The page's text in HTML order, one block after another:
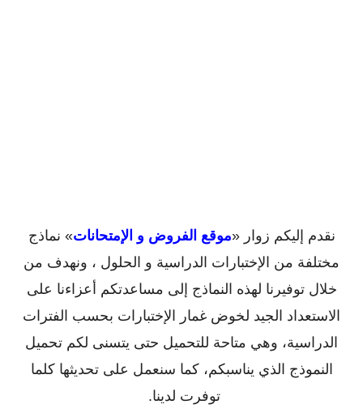
نقدم إليكم زوار «موقع الفروض و الإمتحانات» نماذج
مختلفة من الإختبارات الدراسية و الحلول ، ونهدف من
خلال توفيرنا لهذه النماذج إلى مساعدتكم أعزاءنا على
الاستعداد الجيد لخوض غمار الإختبارات بحسب الفترات
الدراسية، وهي متاحة للتحميل حتى يتسنى لكم تحميل
النموذج الذي يناسبكم، كما سنعمل على تحديثها كلما
توفرت لدينا.